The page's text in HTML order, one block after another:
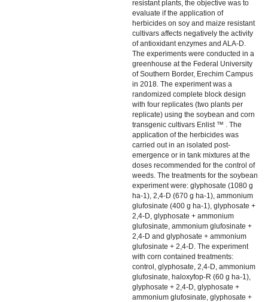
resistant plants, the objective was to
evaluate if the application of
herbicides on soy and maize resistant
cultivars affects negatively the activity
of antioxidant enzymes and ALA-D.
The experiments were conducted in a
greenhouse at the Federal University
of Southern Border, Erechim Campus
in 2018. The experiment was a
randomized complete block design
with four replicates (two plants per
replicate) using the soybean and corn
transgenic cultivars Enlist ™ . The
application of the herbicides was
carried out in an isolated post-
emergence or in tank mixtures at the
doses recommended for the control of
weeds. The treatments for the soybean
experiment were: glyphosate (1080 g
ha-1), 2,4-D (670 g ha-1), ammonium
glufosinate (400 g ha-1), glyphosate +
2,4-D, glyphosate + ammonium
glufosinate, ammonium glufosinate +
2,4-D and glyphosate + ammonium
glufosinate + 2,4-D. The experiment
with corn contained treatments:
control, glyphosate, 2,4-D, ammonium
glufosinate, haloxyfop-R (60 g ha-1),
glyphosate + 2,4-D, glyphosate +
ammonium glufosinate, glyphosate +